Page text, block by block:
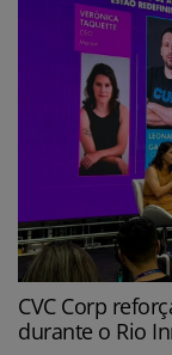
CVC Corp
durante o Rio